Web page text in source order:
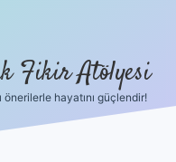
Fikir Atölyesi
önerilerle hayatını güçlendir!